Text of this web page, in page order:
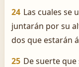
24 Las cuales se
juntarán por su
dos que estarán
25 De suerte